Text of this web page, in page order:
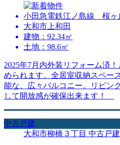
小田急電鉄江ノ島線 桜ヶ
大和市上和田
建物：92.34㎡
土地：98.6㎡
2025年7月内外装リフォーム済
められます。全居室収納スペー
能な、広々バルコニー。リビン
して開放感が確保出来ます！
中古戸建
大和市柳橋３丁目 中古戸建